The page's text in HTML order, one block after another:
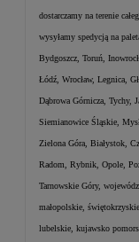
dostarczamy na terenie
wysyłamy spedycją na
Bydgoszcz, Toruń,
Łódź, Wrocław, Legnica,
Dąbrowa Górnicza, Tychy,
Siemianowice Śląskie,
Zielona Góra, Białystok,
Radom, Rybnik, Opole,
Tarnowskie Góry,
małopolskie,
lubelskie, kujawsko